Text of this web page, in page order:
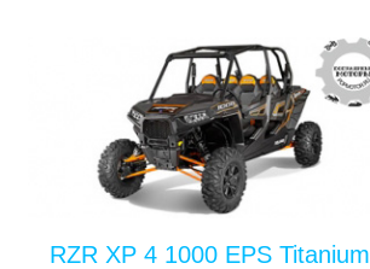
RZR XP 4 1000 EPS Titanium